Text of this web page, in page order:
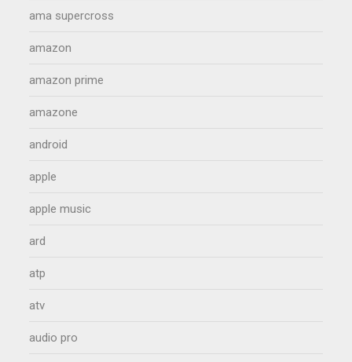
ama supercross
amazon
amazon prime
amazone
android
apple
apple music
ard
atp
atv
audio pro